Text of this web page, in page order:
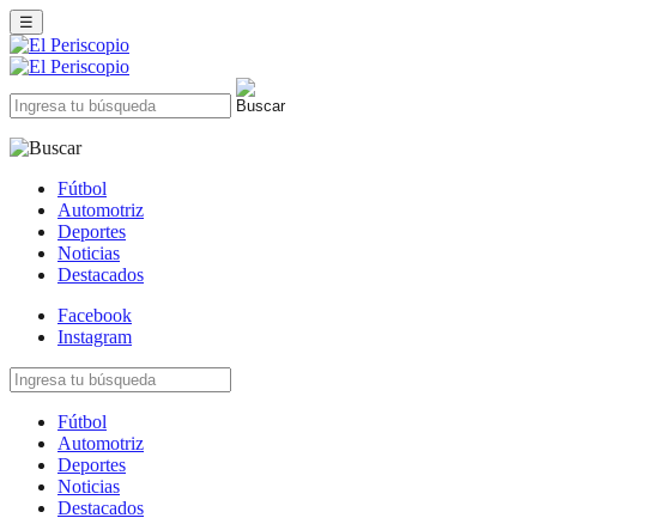
☰
Fútbol
Automotriz
Deportes
Noticias
Destacados
Facebook
Instagram
Fútbol
Automotriz
Deportes
Noticias
Destacados